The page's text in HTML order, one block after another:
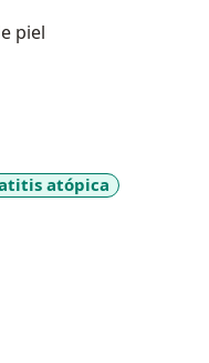
capacidad para
los pacientes, son
integral y
continua y mi
mantienen al
las mejores
piel
atópica